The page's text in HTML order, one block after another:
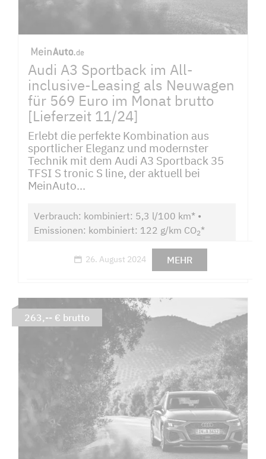
Audi A3 Sportback im All-
inclusive-Leasing als Neuwagen
für 569 Euro im Monat brutto
[Lieferzeit 11/24]
Erlebt die perfekte Kombination aus
sportlicher Eleganz und modernster
Technik mit dem Audi A3 Sportback 35
TFSI S tronic S line, der aktuell bei
MeinAuto...
Verbrauch: kombiniert: 5,3 l/100 km* •
Emissionen: kombiniert: 122 g/km CO2*
26. August 2024 MEHR
263,-- € brutto